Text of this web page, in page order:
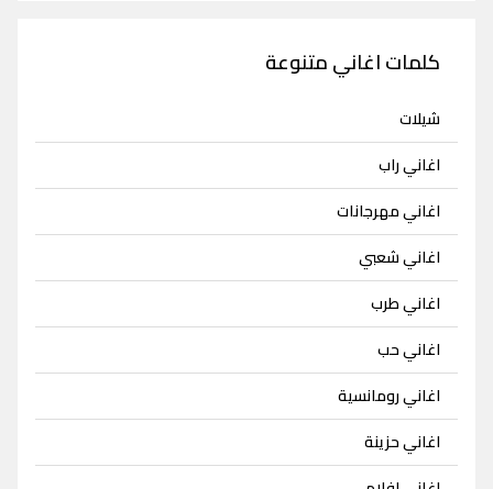
كلمات اغاني متنوعة
شيلات
اغاني راب
اغاني مهرجانات
اغاني شعبي
اغاني طرب
اغاني حب
اغاني رومانسية
اغاني حزينة